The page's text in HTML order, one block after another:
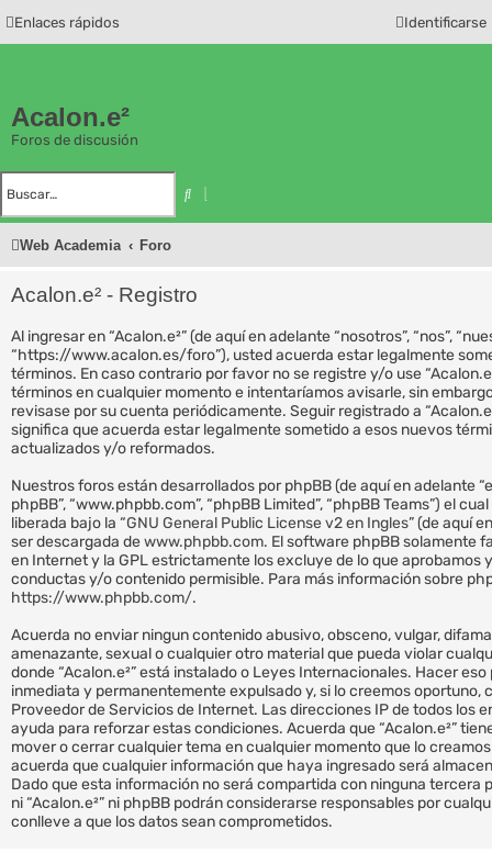
Enlaces rápidos Identificarse
Acalon.e²
Foros de discusión
B
ú
d
n
z
a
d
a
Web Academia Foro
Acalon.e² - Registro
Al ingresar en “Acalon.e²” (de aquí en adelante “nosotros”, “nos”,
“https://www.acalon.es/foro”), usted acuerda estar legalmente
términos. En caso contrario por favor no se registre y/o use
términos en cualquier momento e intentaríamos avisarle, sin
revisase por su cuenta periódicamente. Seguir registrado a
significa que acuerda estar legalmente sometido a esos nuevos
actualizados y/o reformados.
Nuestros foros están desarrollados por phpBB (de aquí en adelante
phpBB”, “www.phpbb.com”, “phpBB Limited”, “phpBB Teams”) el
liberada bajo la “GNU General Public License v2 en Ingles” (de aquí
ser descargada dewww.phpbb.com. El software phpBB solamente
en Internet y la GPL estrictamente los excluye de lo que aprobamos
conductas y/o contenido permisible. Para más información sobre
https://www.phpbb.com/.
Acuerda no enviar ningun contenido abusivo, obsceno, vulgar,
amenazante, sexual o cualquier otro material que pueda violar
donde “Acalon.e²” está instalado o Leyes Internacionales. Hacer
inmediata y permanentemente expulsado y, si lo creemos oportuno,
Proveedor de Servicios de Internet. Las direcciones IP de todos los
ayuda para reforzar estas condiciones. Acuerda que “Acalon.e²”
mover o cerrar cualquier tema en cualquier momento que lo
acuerda que cualquier información que haya ingresado será
Dado que esta información no será compartida con ninguna tercera
ni “Acalon.e²” ni phpBB podrán considerarse responsables por
conlleve a que los datos sean comprometidos.